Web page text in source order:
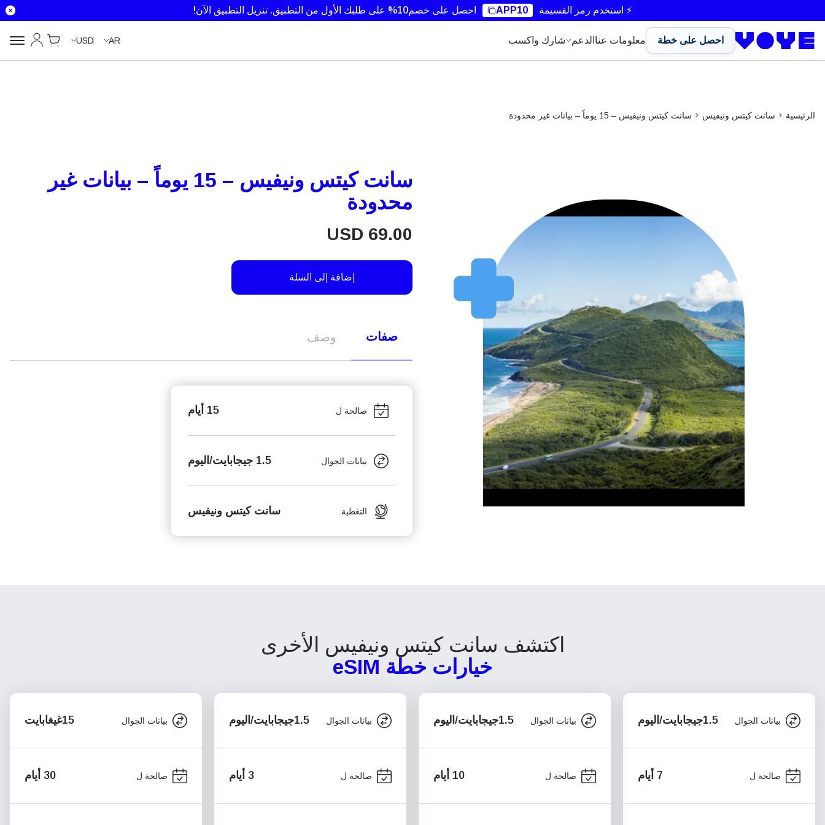
⚡ استخدم رمز القسيمة APP10 احصل على خصم10% على طلبك الأول من التطبيق. تنزيل التطبيق الآن!
احصل على خطة معلومات عنا الدعم شارك واكسب AR
USD
Cart
حسابي
الرئيسية سانت كيتس ونيفيس سانت كيتس ونيفيس – 15 يوماً – بيانات غير محدودة
سانت كيتس ونيفيس – 15 يوماً – بيانات غير
محدودة
USD 69.00
إضافة إلى السلة
صفات وصف
صالحة ل 15 أيام
بيانات الجوال 1.5 جيجابايت/اليوم
التغطية سانت كيتس ونيفيس
اكتشف سانت كيتس ونيفيس الأخرى
خيارات خطة eSIM
بيانات الجوال 1.5جيجابايت/اليوم
صالحة ل 7 أيام
بيانات الجوال 1.5جيجابايت/اليوم
صالحة ل 10 أيام
بيانات الجوال 1.5جيجابايت/اليوم
صالحة ل 3 أيام
بيانات الجوال 15غيغابايت
صالحة ل 30 أيام